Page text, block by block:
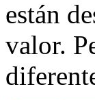
están
valor.